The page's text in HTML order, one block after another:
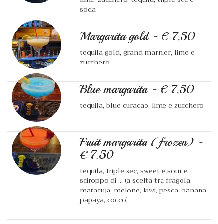
soda
Margarita gold - € 7.50
tequila gold, grand marnier, lime e
zucchero
Blue margarita - € 7.50
tequila, blue curacao, lime e zucchero
Fruit margarita (frozen) -
€ 7.50
tequila, triple sec, sweet e sour e
sciroppo di ... (a scelta tra fragola,
maracuja, melone, kiwi, pesca, banana,
papaya, cocco)